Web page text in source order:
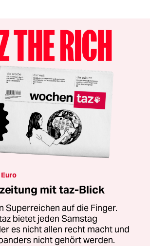
Euro
mit taz-Blick
Superreichen auf die Finger.
bietet jeden Samstag
es nicht allen recht macht und
nicht gehört werden.